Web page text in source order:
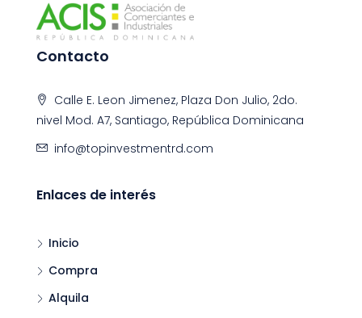
Contacto
Calle E. Leon Jimenez, Plaza Don Julio, 2do.
nivel Mod. A7, Santiago, República Dominicana
info@topinvestmentrd.com
Enlaces de interés
Inicio
Compra
Alquila